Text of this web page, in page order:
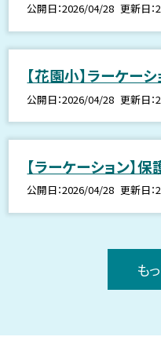
公開日 2026/04/28 更新日
【花園小】ラーケー
公開日 2026/04/28 更新日
【ラーケーション】
公開日 2026/04/28 更新日
も